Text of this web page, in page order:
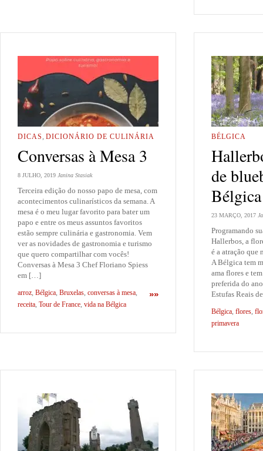
DICAS DICIONÁRIO DE CULINÁRIA
Conversas à Mesa 3
8 JULHO, 2019 Janina Stasiak
Terceira edição do nosso papo de mesa, com
acontecimentos culinarísticos da semana. A
mesa é o meu lugar favorito para bater um
papo e entre os meus assuntos favoritos
estão sempre culinária e gastronomia. Vem
ver as novidades de gastronomia e turismo
que quero compartilhar com vocês!
Conversas à Mesa 3 Chef Floriano Spiess
em […]
»»
arroz, Bélgica, Bruxelas, conversas à mesa,
receita, Tour de France, vida na Bélgica
BÉLGICA
de
Bélgica
23 MARÇO, 2017
Programando
Hallerbos, a
é a atração que
A Bélgica tem
ama flores e
preferida do
Estufas Reais
Bélgica, flores,
primavera